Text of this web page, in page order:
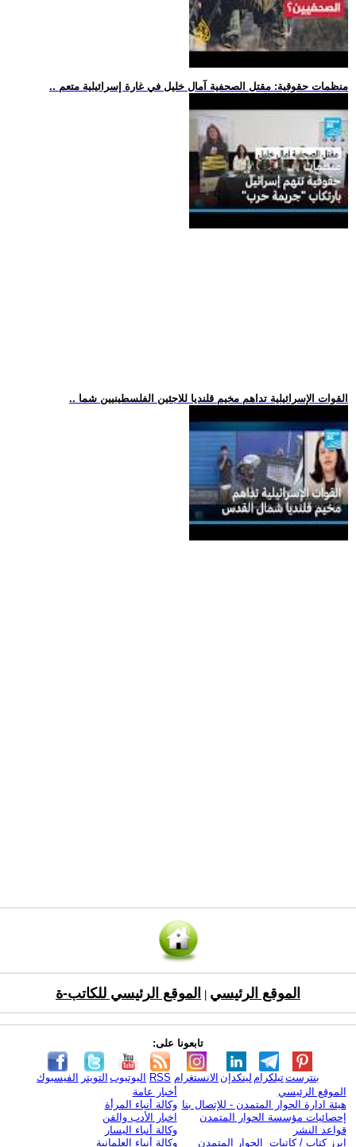
.. منظمات حقوقية: مقتل الصحفية آمال خليل في غارة إسرائيلية متعم
.. القوات الإسرائيلية تداهم مخيم قلنديا للاجئين الفلسطينيين شما
الموقع الرئيسي الموقع الرئيسي للكاتب-ة
تابعونا على:
الفيسبوك التويتر اليوتيوب RSS الانستغرام لينكدإن تيلكرامبنترست
الموقع الرئيسي
هيئة ادارة الحوار المتمدن - للإتصال بنا
إحصائيات مؤسسة الحوار المتمدن
قواعد النشر
ابرز كتاب / كاتبات الحوار المتمدن
أخبار عامة
وكالة أنباء المرأة
اخبار الأدب والفن
وكالة أنباء اليسار
وكالة أنباء العلمانية